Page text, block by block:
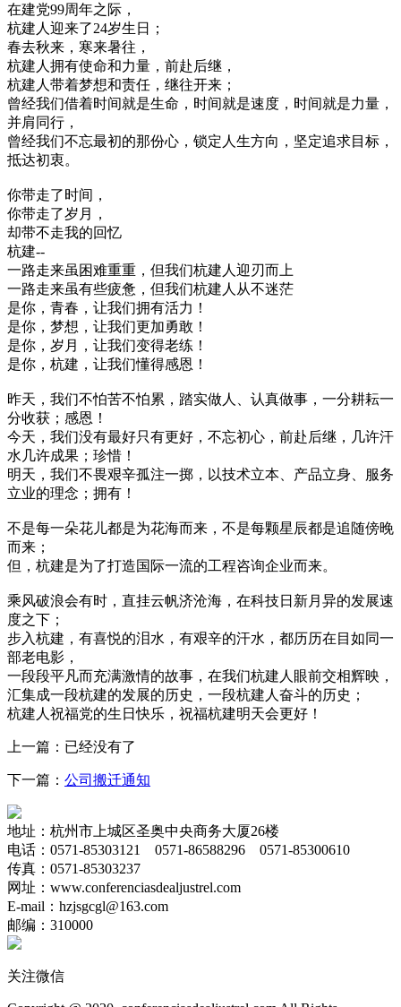
在建党99周年之际，
杭建人迎来了24岁生日；
春去秋来，寒来暑往，
杭建人拥有使命和力量，前赴后继，
杭建人带着梦想和责任，继往开来；
曾经我们借着时间就是生命，时间就是速度，时间就是力量，
并肩同行，
曾经我们不忘最初的那份心，锁定人生方向，坚定追求目标，
抵达初衷。
你带走了时间，
你带走了岁月，
却带不走我的回忆
杭建--
一路走来虽困难重重，但我们杭建人迎刃而上
一路走来虽有些疲惫，但我们杭建人从不迷茫
是你，青春，让我们拥有活力！
是你，梦想，让我们更加勇敢！
是你，岁月，让我们变得老练！
是你，杭建，让我们懂得感恩！
昨天，我们不怕苦不怕累，踏实做人、认真做事，一分耕耘一
分收获；感恩！
今天，我们没有最好只有更好，不忘初心，前赴后继，几许汗
水几许成果；珍惜！
明天，我们不畏艰辛孤注一掷，以技术立本、产品立身、服务
立业的理念；拥有！
不是每一朵花儿都是为花海而来，不是每颗星辰都是追随傍晚
而来；
但，杭建是为了打造国际一流的工程咨询企业而来。
乘风破浪会有时，直挂云帆济沧海，在科技日新月异的发展速
度之下；
步入杭建，有喜悦的泪水，有艰辛的汗水，都历历在目如同一
部老电影，
一段段平凡而充满激情的故事，在我们杭建人眼前交相辉映，
汇集成一段杭建的发展的历史，一段杭建人奋斗的历史；
杭建人祝福党的生日快乐，祝福杭建明天会更好！
上一篇：已经没有了
下一篇： 公司搬迁通知
地址：杭州市上城区圣奥中央商务大厦26楼
电话：0571-85303121 0571-86588296 0571-85300610
传真：0571-85303237
网址：www.conferenciasdealjustrel.com
E-mail：hzjsgcgl@163.com
邮编：310000
关注微信